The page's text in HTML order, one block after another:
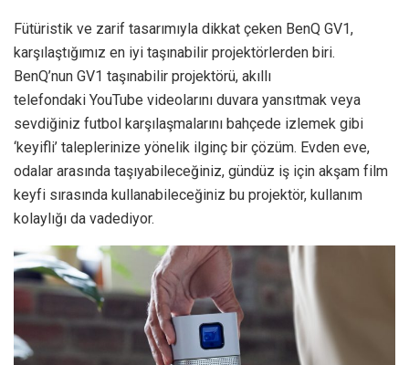
Fütüristik ve zarif tasarımıyla dikkat çeken BenQ GV1,
karşılaştığımız en iyi taşınabilir projektörlerden biri.
BenQ’nun GV1 taşınabilir projektörü, akıllı
telefondaki YouTube videolarını duvara yansıtmak veya
sevdiğiniz futbol karşılaşmalarını bahçede izlemek gibi
‘keyifli’ taleplerinize yönelik ilginç bir çözüm. Evden eve,
odalar arasında taşıyabileceğiniz, gündüz iş için akşam film
keyfi sırasında kullanabileceğiniz bu projektör, kullanım
kolaylığı da vadediyor.